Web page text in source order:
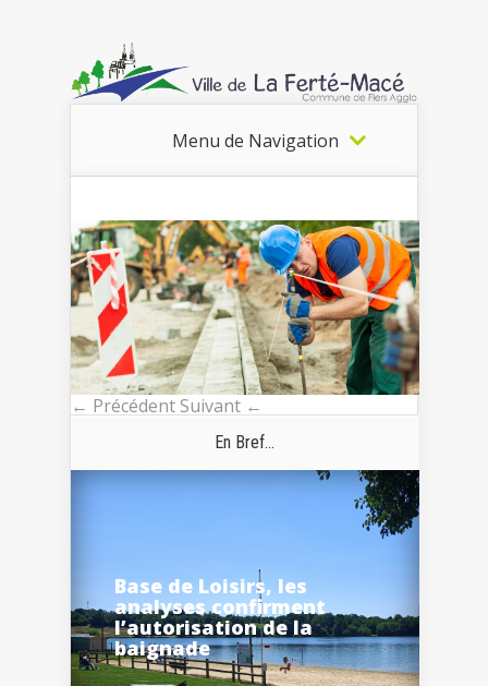
Menu de Navigation
← Précédent Suivant ←
En Bref...
Base de Loisirs, les
analyses confirment
l’autorisation de la
baignade